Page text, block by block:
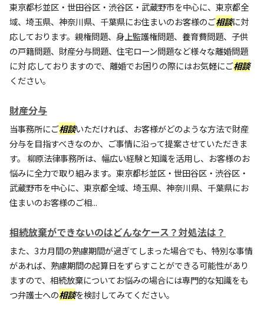
東京都杉並区・世田谷区・渋谷区・武蔵野市を中心に、東京都全
域、埼玉県、神奈川県、千葉県にお住まいのお客様のご相談に対
応しております。親権問題、身上監護権問題、養育費問題、子供
の戸籍問題、財産分与問題、住宅ローン問題など様々な離婚問題
に対 応しておりますので、離婚でお困りの際にはお気軽にご相談
ください。
財産分与
当事務所にご相談いただければ、お客様がどのような方法で財産
分与を目指すべきなのか、ご事情に沿って提案させていただきま
す。 柳原法律事務所は、幅広い経験と知識を活用し、お客様のお
悩みに全力で取り組みます。東京都杉並区・世田谷区・渋谷区・
武蔵野市を中心に、東京都全域、埼玉県、神奈川県、千葉県にお
住まいのお客様のご相...
相続放棄ができないのはどんなケース？対処法は？
また、3カ月間の熟慮期間が過ぎてしまった場合でも、特別な事情
があれば、熟慮期間の起算日をずらすことができる可能性があり
ますので、相続放棄についてお悩みの場合には専門的な知識をも
つ弁護士への相談を検討してみてください。